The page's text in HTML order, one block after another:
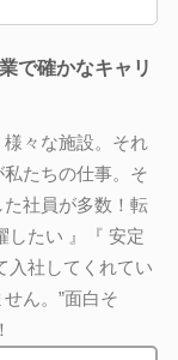
で確かなキャリ
々な施設。それ
たちの仕事。そ
社員が多数！転
したい 』『 安定
入社してくれてい
ん。”面白そ